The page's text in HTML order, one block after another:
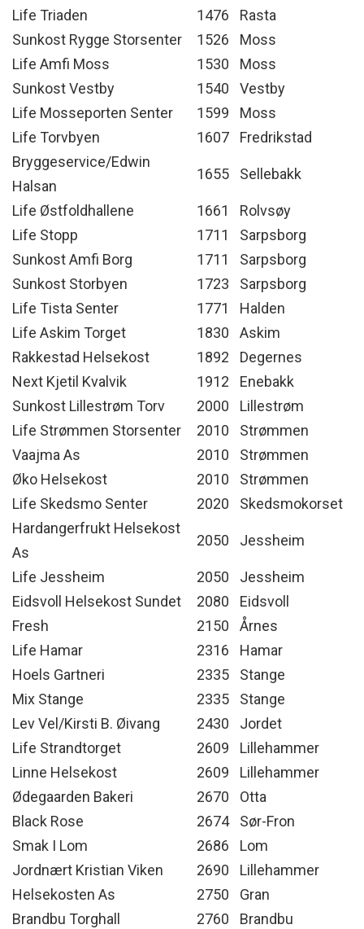
Life Triaden
1476
Rasta
Sunkost Rygge Storsenter
1526
Moss
Life Amfi Moss
1530
Moss
Sunkost Vestby
1540
Vestby
Life Mosseporten Senter
1599
Moss
Life Torvbyen
1607
Fredrikstad
Bryggeservice/Edwin
Halsan
1655 Sellebakk
Life Østfoldhallene 1661
Rolvsøy
Life Stopp
1711
Sarpsborg
Sunkost Amfi Borg
1711
Sarpsborg
Sunkost Storbyen
1723
Sarpsborg
Life Tista Senter
1771
Halden
Life Askim Torget
1830
Askim
Rakkestad Helsekost
1892
Degernes
Next Kjetil Kvalvik
1912
Enebakk
Sunkost Lillestrøm Torv
2000
Lillestrøm
Life Strømmen Storsenter
2010
Strømmen
Vaajma As
2010
Strømmen
Øko Helsekost
2010
Strømmen
Life Skedsmo Senter
2020
Skedsmokorset
Hardangerfrukt Helsekost
As
2050 Jessheim
Life Jessheim 2050
Jessheim
Eidsvoll Helsekost Sundet
2080
Eidsvoll
Fresh
2150
Årnes
Life Hamar
2316
Hamar
Hoels Gartneri
2335
Stange
Mix Stange
2335
Stange
Lev Vel/Kirsti B. Øivang
2430
Jordet
Life Strandtorget
2609
Lillehammer
Linne Helsekost
2609
Lillehammer
Ødegaarden Bakeri
2670
Otta
Black Rose
2674
Sør-Fron
Smak I Lom
2686
Lom
Jordnært Kristian Viken
2690
Lillehammer
Helsekosten As
2750
Gran
Brandbu Torghall
2760 Brandbu